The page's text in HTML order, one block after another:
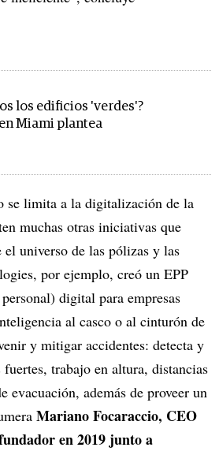
los edificios 'verdes'?
Miami plantea
se limita a la digitalización de la
muchas otras iniciativas que
el universo de las pólizas y las
por ejemplo, creó un EPP
digital para empresas
al casco o al cinturón de
y mitigar accidentes: detecta y
trabajo en altura, distancias
evacuación, además de proveer un
Mariano Focaraccio, CEO
en 2019 junto a